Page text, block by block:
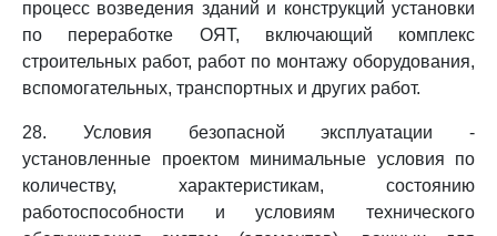
процесс возведения зданий и конструкций установки
по переработке ОЯТ, включающий комплекс
строительных работ, работ по монтажу оборудования,
вспомогательных, транспортных и других работ.
28. Условия безопасной эксплуатации -
установленные проектом минимальные условия по
количеству, характеристикам, состоянию
работоспособности и условиям технического